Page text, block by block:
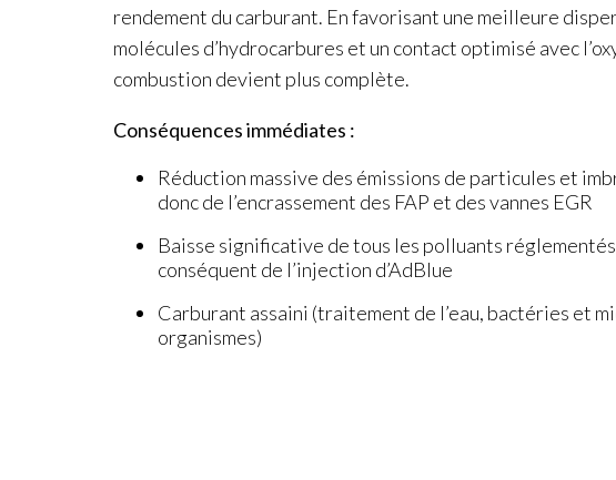
rendement du carburant. En favorisant une meilleure
molécules d’hydrocarbures et un contact optimisé avec
combustion devient plus complète.
Conséquences immédiates :
Réduction massive des émissions de particules et
donc de l’encrassement des FAP et des vannes EGR
Baisse significative de tous les polluants
conséquent de l’injection d’AdBlue
Carburant assaini (traitement de l’eau, bactéries et
organismes)